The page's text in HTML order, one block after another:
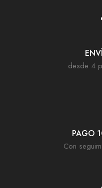
desde 4
PAGO
Con